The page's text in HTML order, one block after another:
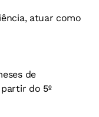
atuar como
de
do 5º